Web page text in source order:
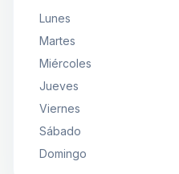
Lunes
Martes
Miércoles
Jueves
Viernes
Sábado
Domingo